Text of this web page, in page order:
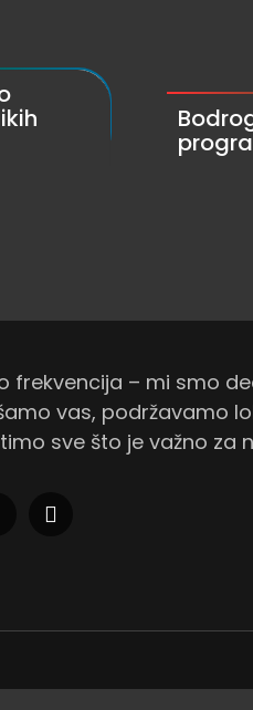
frekvencija – mi smo
vas, podržavamo
sve što je važno za